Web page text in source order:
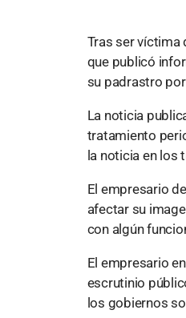
Tras ser víctima
que publicó
su padrastro
La noticia
tratamiento
la noticia en los
El empresario
afectar su
con algún
El empresario
escrutinio
los gobiernos